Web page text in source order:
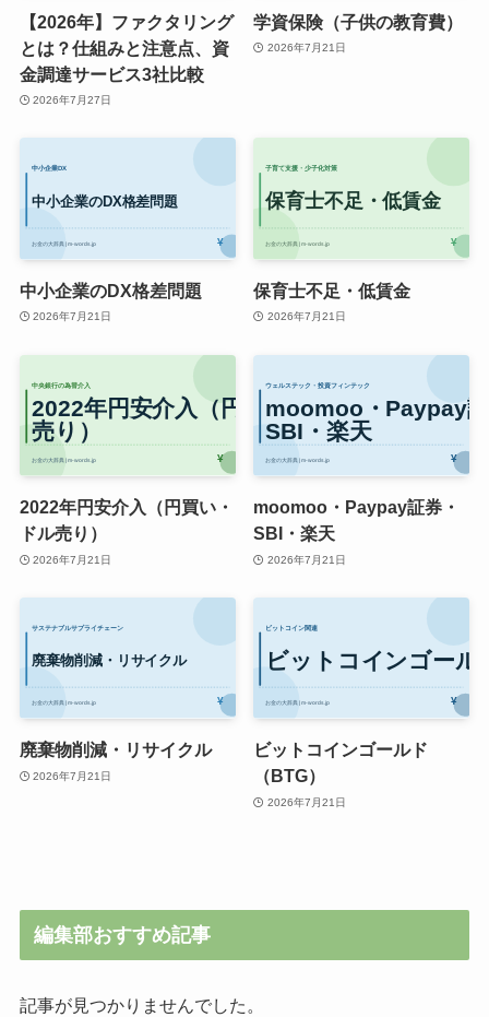
【2026年】ファクタリング
とは？仕組みと注意点、資
金調達サービス3社比較
2026年7月27日
学資保険（子供の教育費）
2026年7月21日
中小企業のDX格差問題
2026年7月21日
保育士不足・低賃金
2026年7月21日
2022年円安介入（円買い・
ドル売り）
2026年7月21日
moomoo・Paypay証券・
SBI・楽天
2026年7月21日
廃棄物削減・リサイクル
2026年7月21日
ビットコインゴールド
（BTG）
2026年7月21日
編集部おすすめ記事
記事が見つかりませんでした。